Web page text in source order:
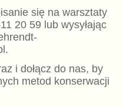
się na warsztaty
20 59 lub wysyłając
i dołącz do nas, by
metod konserwacji